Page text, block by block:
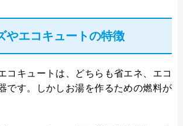
やエコキュートの特徴
コキュートは、どちらも省エネ、エコ
です。しかしお湯を作るための燃料が